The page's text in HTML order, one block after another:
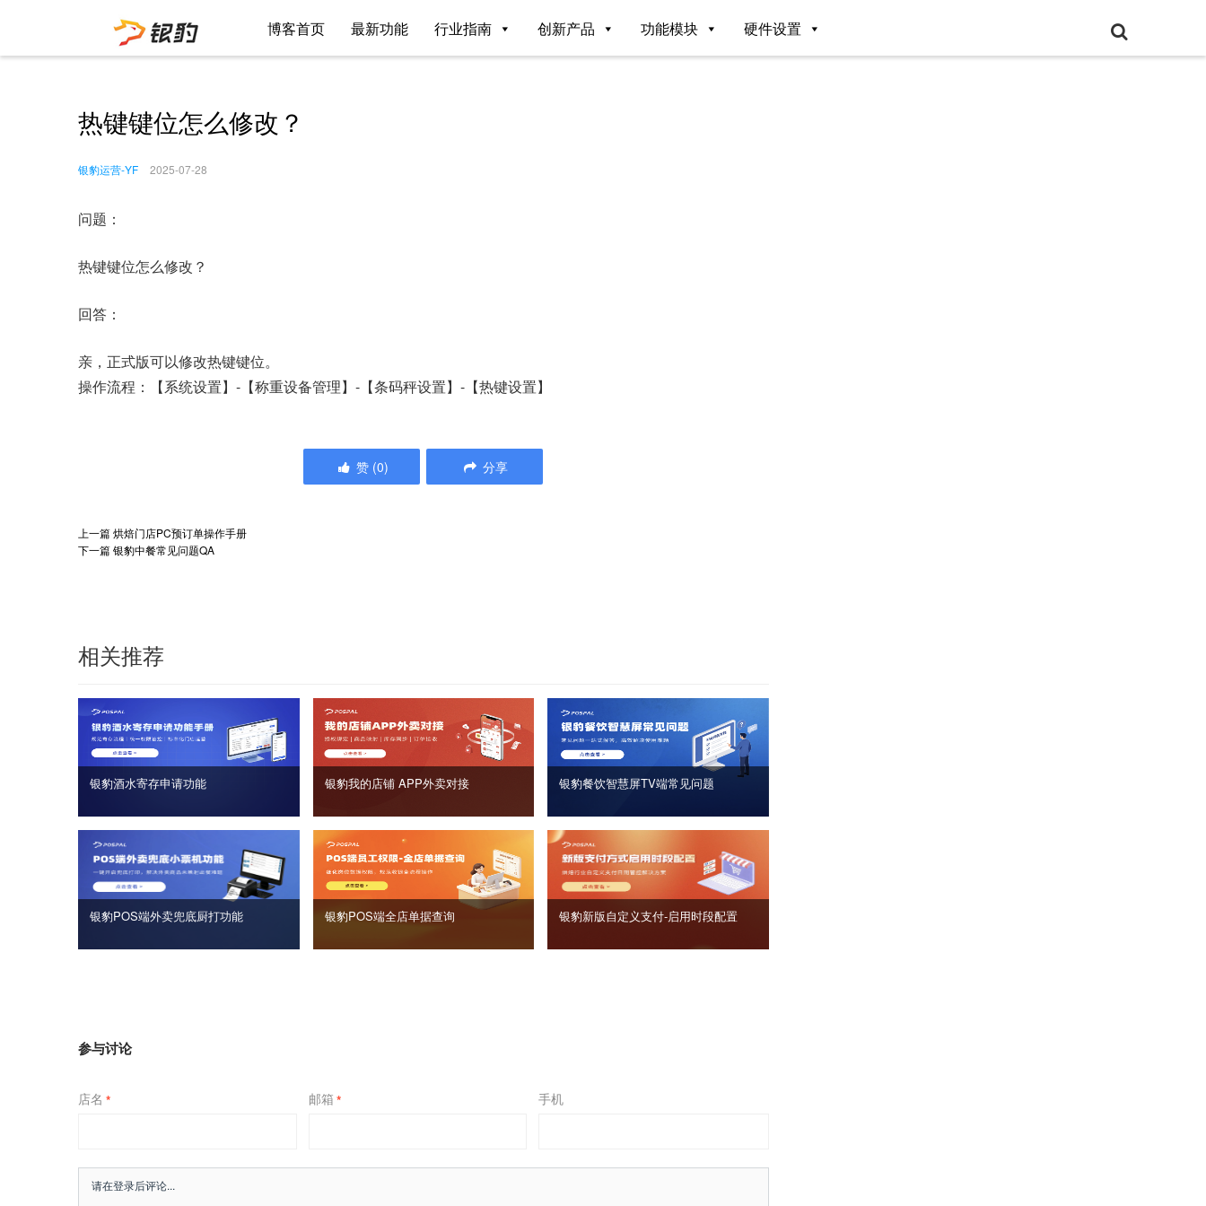
博客首页 最新功能 行业指南 创新产品 功能模块 硬件设置
热键键位怎么修改？
银豹运营-YF 2025-07-28
问题：
热键键位怎么修改？
回答：
亲，正式版可以修改热键键位。
操作流程：【系统设置】-【称重设备管理】-【条码秤设置】-【热键设置】
赞 (0) 分享
上一篇烘焙门店PC预订单操作手册
下一篇银豹中餐常见问题QA
相关推荐
银豹酒水寄存申请功能 银豹我的店铺 APP外卖对接 银豹餐饮智慧屏TV端常见问题
银豹POS端外卖兜底厨打功能 银豹POS端全店单据查询 银豹新版自定义支付‑启用时段配置
参与讨论
店名 * 邮箱 * 手机